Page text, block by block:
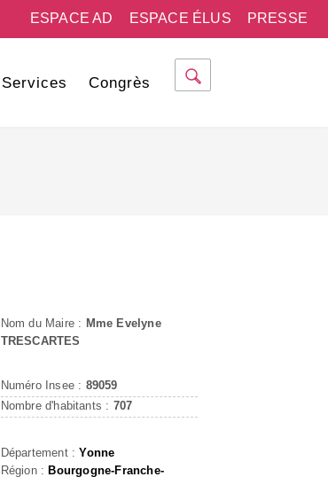
PRESSE
ESPACE ÉLUS
ESPACE AD
Services Congrès
Nom du Maire : Mme Evelyne
TRESCARTES
Numéro Insee : 89059
Nombre d'habitants : 707
Département :Yonne
Région : Bourgogne-Franche-